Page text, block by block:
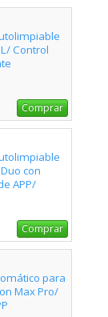
Control
Comprar
con
APP/
Comprar
para
Max Pro/